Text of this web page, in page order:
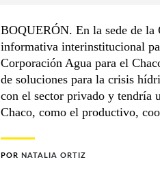
BOQUERÓN. En la sede de la
informativa interinstitucional
Corporación Agua para el
de soluciones para la crisis
con el sector privado y tendría
Chaco, como el productivo,
POR NATALIA ORTIZ